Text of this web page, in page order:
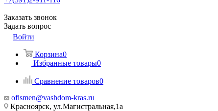
Заказать звонок
Задать вопрос
Войти
Корзина0
Избранные товары0
Сравнение товаров0
ofismen@vashdom-kras.ru
Красноярск, ул.Магистральная,1а